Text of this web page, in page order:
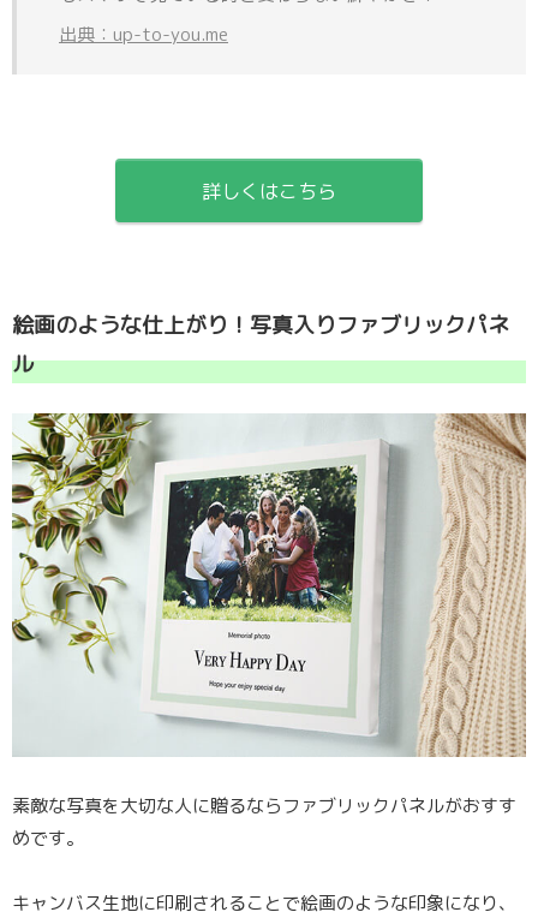
出典：up-to-you.me
詳しくはこちら
絵画のような仕上がり！写真入りファブリックパネ
ル
素敵な写真を大切な人に贈るならファブリックパネルがおすす
めです。
キャンバス生地に印刷されることで絵画のような印象になり、